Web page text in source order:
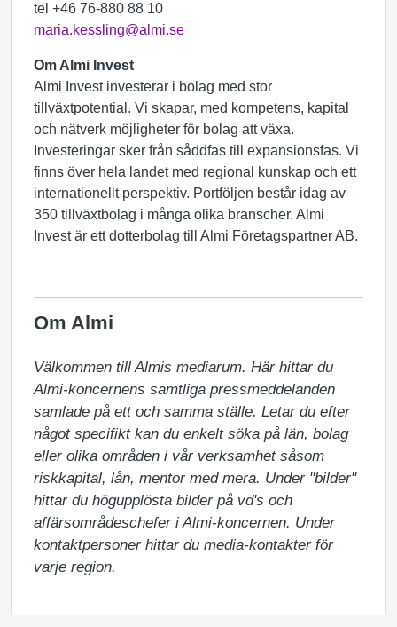
tel +46 76-880 88 10
maria.kessling@almi.se
Om Almi Invest
Almi Invest investerar i bolag med stor
tillväxtpotential. Vi skapar, med kompetens, kapital
och nätverk möjligheter för bolag att växa.
Investeringar sker från såddfas till expansionsfas. Vi
finns över hela landet med regional kunskap och ett
internationellt perspektiv. Portföljen består idag av
350 tillväxtbolag i många olika branscher. Almi
Invest är ett dotterbolag till Almi Företagspartner AB.
Om Almi
Välkommen till Almis mediarum. Här hittar du
Almi-koncernens samtliga pressmeddelanden
samlade på ett och samma ställe. Letar du efter
något specifikt kan du enkelt söka på län, bolag
eller olika områden i vår verksamhet såsom
riskkapital, lån, mentor med mera. Under "bilder"
hittar du högupplösta bilder på vd's och
affärsområdeschefer i Almi-koncernen. Under
kontaktpersoner hittar du media-kontakter för
varje region.